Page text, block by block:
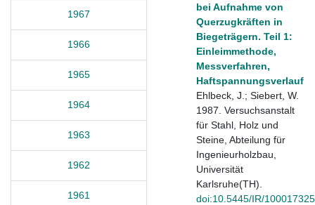
1967
1966
1965
1964
1963
1962
1961
bei Aufnahme von
Querzugkräften in
Biegeträgern. Teil 1:
Einleimmethode,
Messverfahren,
Haftspannungsverlauf
Ehlbeck, J.; Siebert, W.
1987. Versuchsanstalt
für Stahl, Holz und
Steine, Abteilung für
Ingenieurholzbau,
Universität
Karlsruhe(TH).
doi:10.5445/IR/